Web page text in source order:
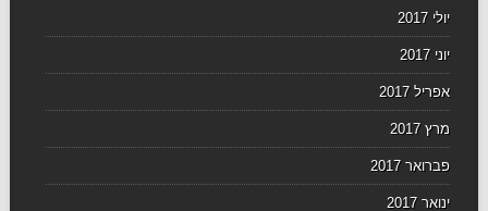
יולי 2017
יוני 2017
אפריל 2017
מרץ 2017
פברואר 2017
ינואר 2017